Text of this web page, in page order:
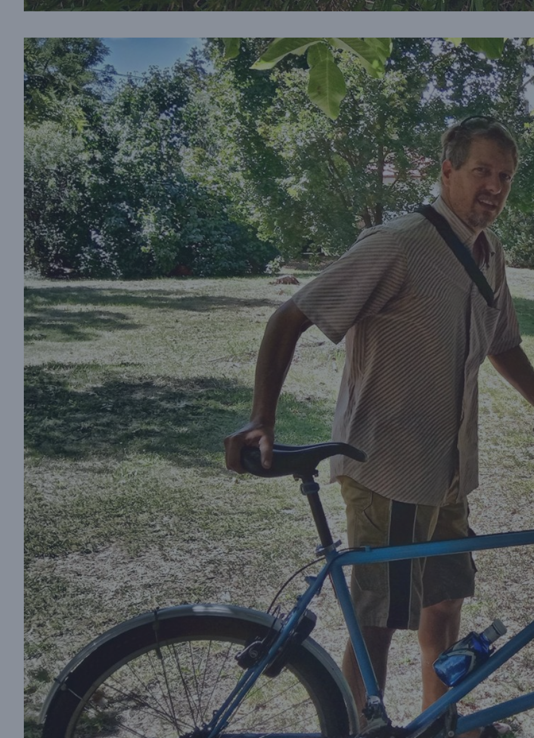
Teherbringára
gyűjtünk!
Olyan sok címre viszünk már ételt, hogy
győzzük a meglévő teherbiciklivel.
van egy másodikra is. Olvasd el a biciklis
kiszállítás történetét, és ha meggyőztünk
téged, kérlek támogass minket egy kávé
egy vacsora árával!
Olvass tovább!